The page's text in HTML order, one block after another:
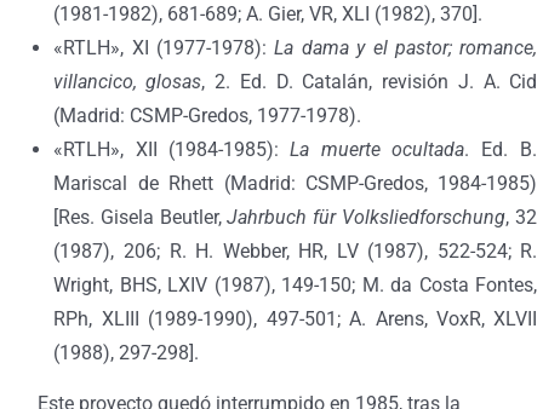
(1981-1982), 681-689; A. Gier, VR, XLI (1982), 370].
«RTLH», XI (1977-1978):La dama y el pastor; romance,
villancico, glosas, 2. Ed. D. Catalán, revisión J. A. Cid
(Madrid: CSMP-Gredos, 1977-1978).
«RTLH», XII (1984-1985):La muerte ocultada. Ed. B.
Mariscal de Rhett (Madrid: CSMP-Gredos, 1984-1985)
[Res. Gisela Beutler,Jahrbuch für Volksliedforschung, 32
(1987), 206; R. H. Webber, HR, LV (1987), 522-524; R.
Wright, BHS, LXIV (1987), 149-150; M. da Costa Fontes,
RPh, XLIII (1989-1990), 497-501; A. Arens, VoxR, XLVII
(1988), 297-298].
Este proyecto quedó interrumpido en 1985, tras la